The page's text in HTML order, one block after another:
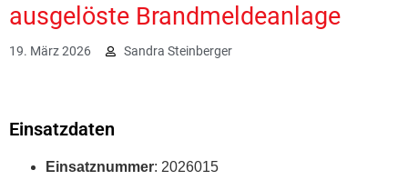
ausgelöste Brandmeldeanlage
19. März 2026 Sandra Steinberger
Einsatzdaten
Einsatznummer: 2026015